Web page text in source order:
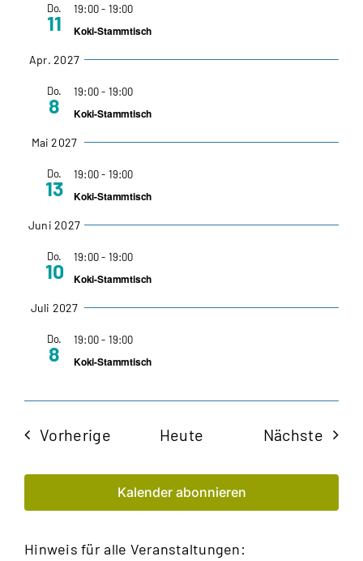
Do.
11
19:00- 19:00
Koki-Stammtisch
Apr. 2027
Do.
8
19:00- 19:00
Koki-Stammtisch
Mai 2027
Do.
13
19:00- 19:00
Koki-Stammtisch
Juni 2027
Do.
10
19:00- 19:00
Koki-Stammtisch
Juli 2027
Do.
8
19:00- 19:00
Koki-Stammtisch
VorherigeVeranstaltungen
Heute Nächste
Kalender abonnieren
Hinweis für alle Veranstaltungen: